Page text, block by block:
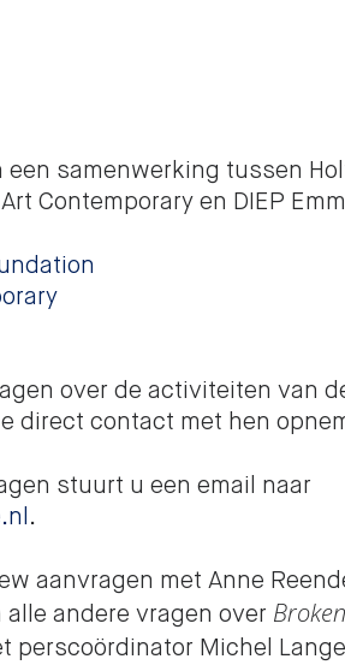
een samenwerking tussen
Contemporary en DIEP
over de activiteiten van
direct contact met hen
stuurt u een email naar
.
aanvragen met Anne
alle andere vragen over
perscoördinator Michel